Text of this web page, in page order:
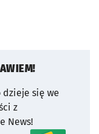
dzieje się we
z
News!